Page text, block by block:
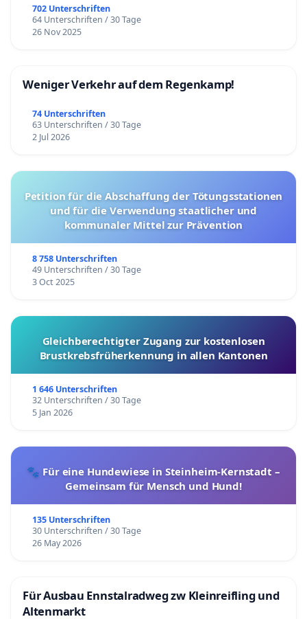
702 Unterschriften
64 Unterschriften / 30 Tage
26 Nov 2025
Weniger Verkehr auf dem Regenkamp!
74 Unterschriften
63 Unterschriften / 30 Tage
2 Jul 2026
Petition für die Abschaffung der Tötungsstationen
und für die Verwendung staatlicher und
kommunaler Mittel zur Prävention
8 758 Unterschriften
49 Unterschriften / 30 Tage
3 Oct 2025
Gleichberechtigter Zugang zur kostenlosen
Brustkrebsfrüherkennung in allen Kantonen
1 646 Unterschriften
32 Unterschriften / 30 Tage
5 Jan 2026
🐾 Für eine Hundewiese in Steinheim-Kernstadt –
Gemeinsam für Mensch und Hund!
135 Unterschriften
30 Unterschriften / 30 Tage
26 May 2026
Für Ausbau Ennstalradweg zw Kleinreifling und
Altenmarkt